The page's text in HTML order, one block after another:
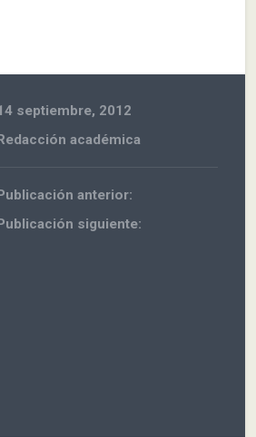
septiembre, 2012
académica
anterior:
siguiente: